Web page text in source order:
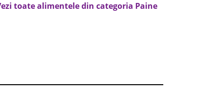
toate alimentele din categoria Paine